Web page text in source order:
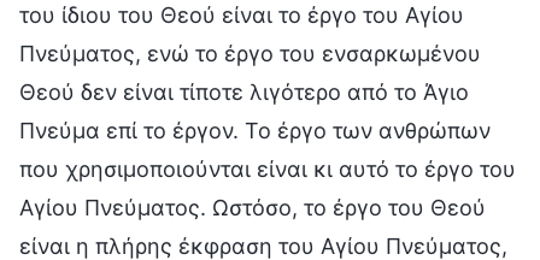
του ίδιου του Θεού είναι το έργο του Αγίου
Πνεύματος, ενώ το έργο του ενσαρκωμένου
Θεού δεν είναι τίποτε λιγότερο από το Άγιο
Πνεύμα επί το έργον. Το έργο των ανθρώπων
που χρησιμοποιούνται είναι κι αυτό το έργο του
Αγίου Πνεύματος. Ωστόσο, το έργο του Θεού
είναι η πλήρης έκφραση του Αγίου Πνεύματος,